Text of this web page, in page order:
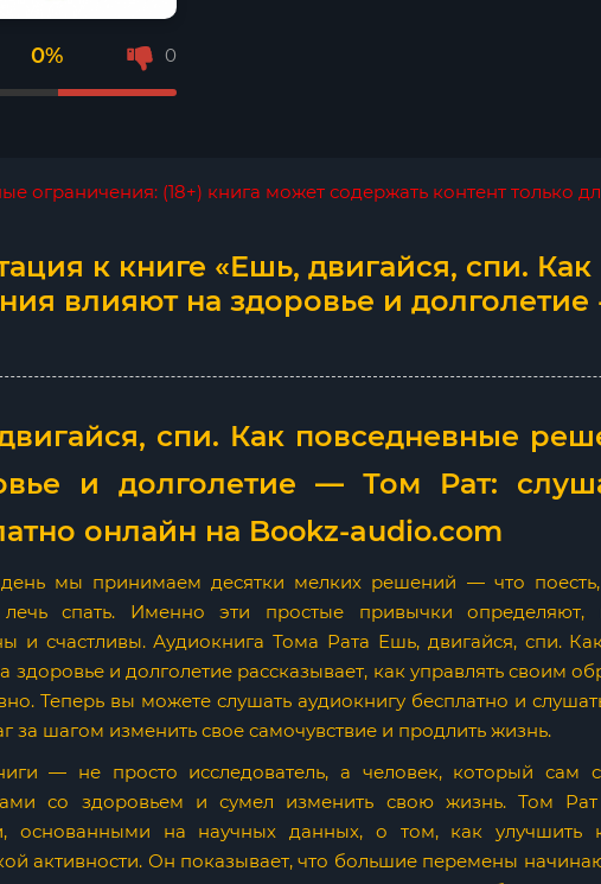
0% 0
ограничения: (18+) книга может содержать контент только
к книге «Ешь, двигайся, спи.
влияют на здоровье и долголетие
спи. Как повседневные
и долголетие — Том Рат:
онлайн на Bookz-audio.com
мы принимаем десятки мелких решений — что
лечь спать. Именно эти простые привычки
и счастливы. Аудиокнига Тома Рата Ешь, двигайся, спи.
здоровье и долголетие рассказывает, как управлять своим
Теперь вы можете слушать аудиокнигу бесплатно и
за шагом изменить свое самочувствие и продлить жизнь.
— не просто исследователь, а человек, который сам
со здоровьем и сумел изменить свою жизнь. Том Рат
основанными на научных данных, о том, как улучшить
активности. Он показывает, что большие перемены